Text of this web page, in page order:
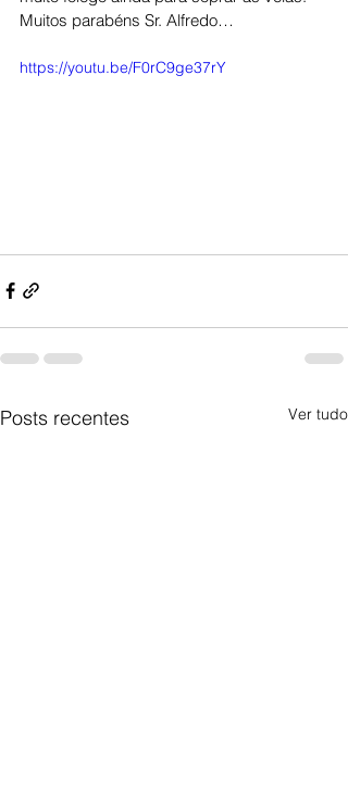
Muitos parabéns Sr. Alfredo…
https://youtu.be/F0rC9ge37rY
Posts recentes Ver tudo